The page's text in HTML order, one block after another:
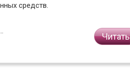
средств.
Читать